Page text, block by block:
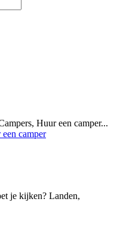
Huur een camper...
camper
je kijken? Landen,